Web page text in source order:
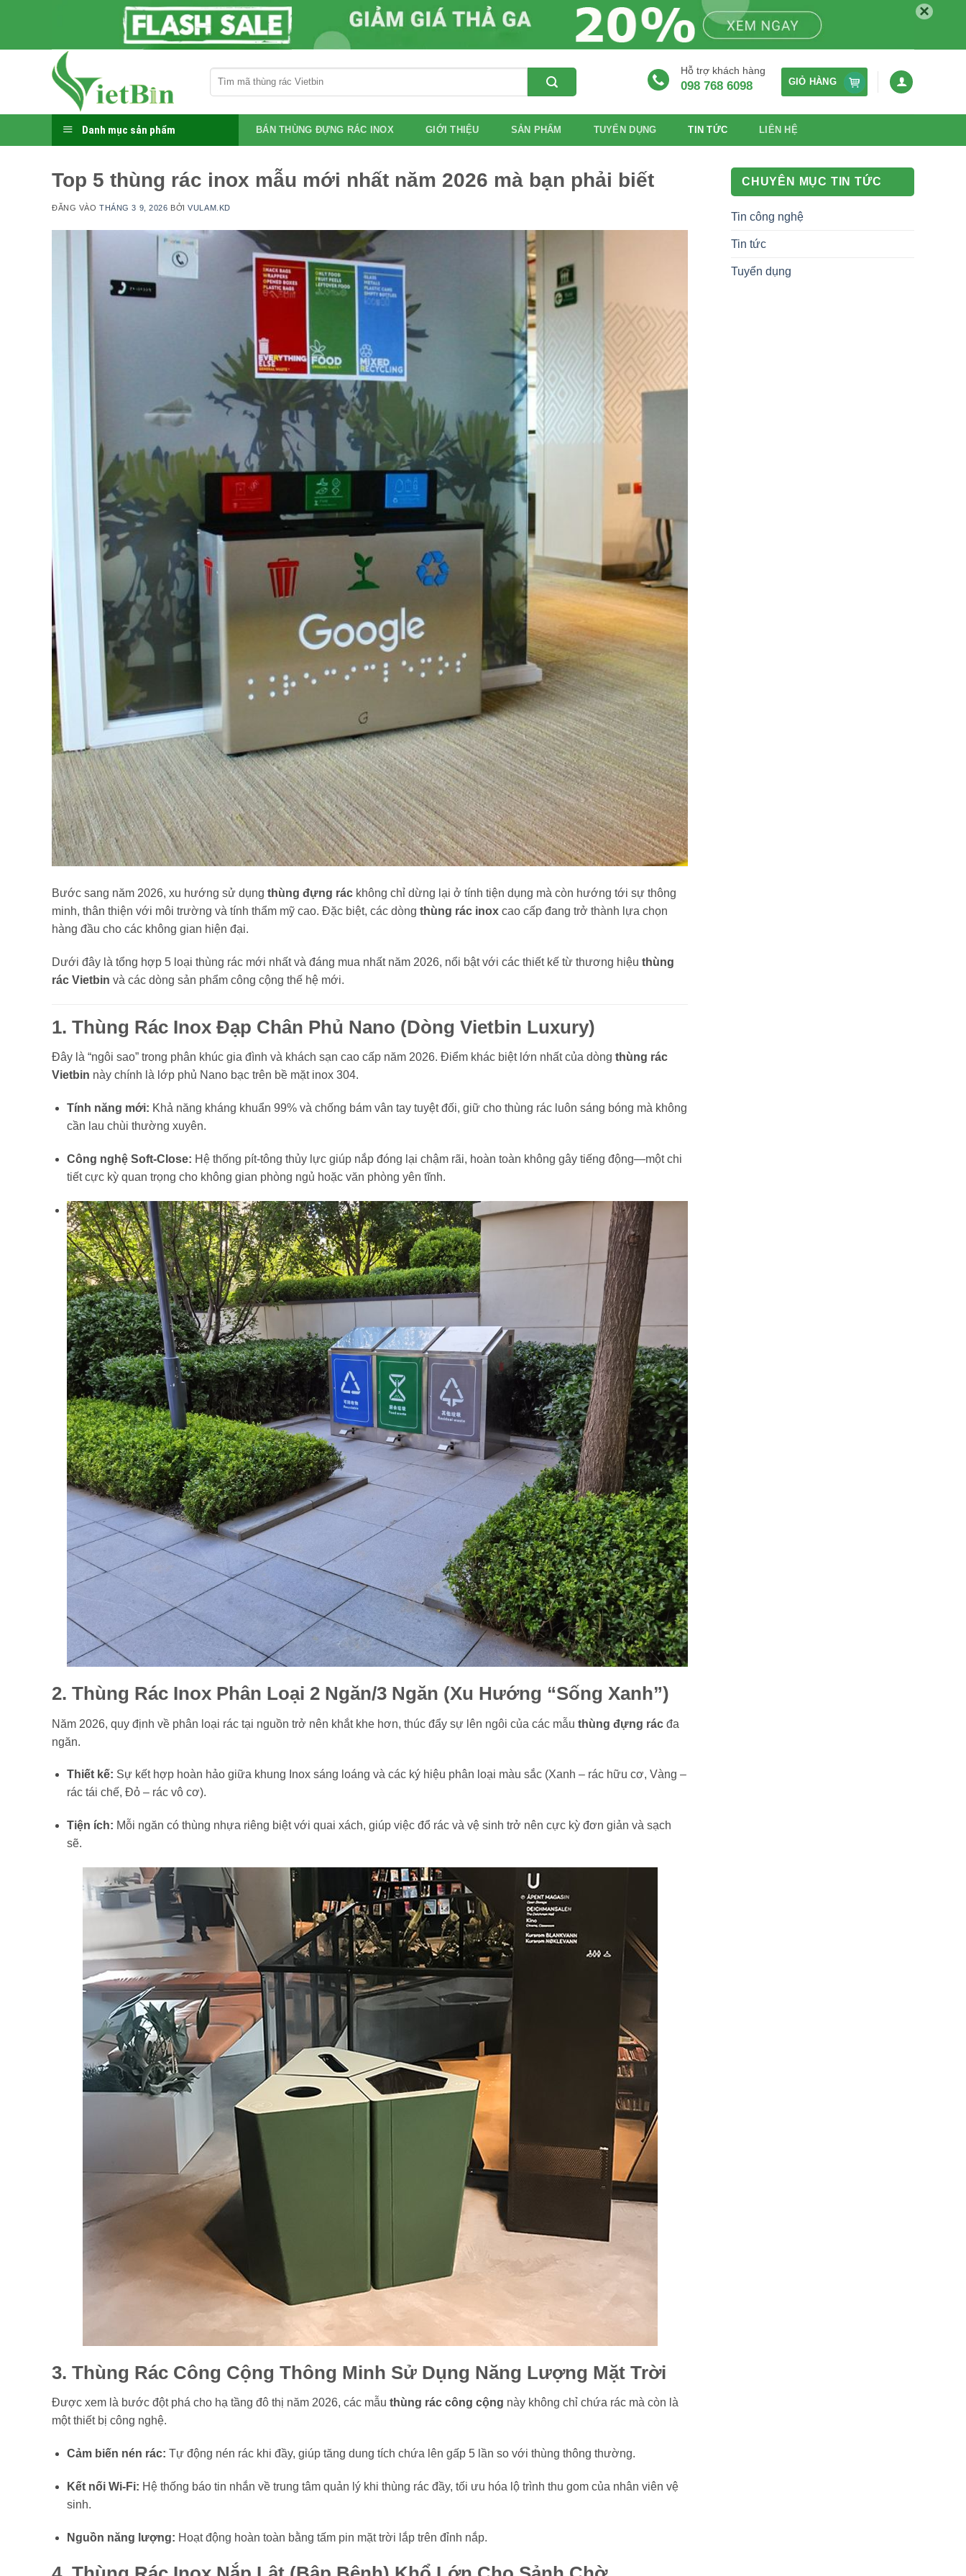
×
kiếm:
Hỗ trợ khách hàng
098 768 6098 GIỎ HÀNG
Danh mục sản phẩm BÁN THÙNG ĐỰNG RÁC INOX GIỚI THIỆU SẢN PHẨM TUYỂN DỤNG TIN TỨC LIÊN HỆ
Top 5 thùng rác inox mẫu mới nhất năm 2026 mà bạn phải biết
ĐĂNG VÀOTHÁNG 3 9, 2026 BỞIVULAM.KD
Bước sang năm 2026, xu hướng sử dụng thùng đựng rác không chỉ dừng lại ở tính tiện dụng mà còn hướng tới sự thông
minh, thân thiện với môi trường và tính thẩm mỹ cao. Đặc biệt, các dòng thùng rác inox cao cấp đang trở thành lựa chọn
hàng đầu cho các không gian hiện đại.
Dưới đây là tổng hợp 5 loại thùng rác mới nhất và đáng mua nhất năm 2026, nổi bật với các thiết kế từ thương hiệu thùng
rác Vietbin và các dòng sản phẩm công cộng thế hệ mới.
1. Thùng Rác Inox Đạp Chân Phủ Nano (Dòng Vietbin Luxury)
Đây là “ngôi sao” trong phân khúc gia đình và khách sạn cao cấp năm 2026. Điểm khác biệt lớn nhất của dòng thùng rác
Vietbin này chính là lớp phủ Nano bạc trên bề mặt inox 304.
Tính năng mới: Khả năng kháng khuẩn 99% và chống bám vân tay tuyệt đối, giữ cho thùng rác luôn sáng bóng mà không
cần lau chùi thường xuyên.
Công nghệ Soft-Close: Hệ thống pít-tông thủy lực giúp nắp đóng lại chậm rãi, hoàn toàn không gây tiếng động—một chi
tiết cực kỳ quan trọng cho không gian phòng ngủ hoặc văn phòng yên tĩnh.
2. Thùng Rác Inox Phân Loại 2 Ngăn/3 Ngăn (Xu Hướng “Sống Xanh”)
Năm 2026, quy định về phân loại rác tại nguồn trở nên khắt khe hơn, thúc đẩy sự lên ngôi của các mẫu thùng đựng rác đa
ngăn.
Thiết kế: Sự kết hợp hoàn hảo giữa khung Inox sáng loáng và các ký hiệu phân loại màu sắc (Xanh – rác hữu cơ, Vàng –
rác tái chế, Đỏ – rác vô cơ).
Tiện ích: Mỗi ngăn có thùng nhựa riêng biệt với quai xách, giúp việc đổ rác và vệ sinh trở nên cực kỳ đơn giản và sạch
sẽ.
3. Thùng Rác Công Cộng Thông Minh Sử Dụng Năng Lượng Mặt Trời
Được xem là bước đột phá cho hạ tầng đô thị năm 2026, các mẫu thùng rác công cộng này không chỉ chứa rác mà còn là
một thiết bị công nghệ.
Cảm biến nén rác: Tự động nén rác khi đầy, giúp tăng dung tích chứa lên gấp 5 lần so với thùng thông thường.
Kết nối Wi-Fi: Hệ thống báo tin nhắn về trung tâm quản lý khi thùng rác đầy, tối ưu hóa lộ trình thu gom của nhân viên vệ
sinh.
Nguồn năng lượng: Hoạt động hoàn toàn bằng tấm pin mặt trời lắp trên đỉnh nắp.
CHUYÊN MỤC TIN TỨC
Tin công nghệ
Tin tức
Tuyển dụng